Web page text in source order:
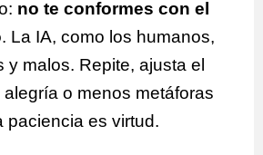
no te conformes con el
. La IA, como los humanos,
malos. Repite, ajusta el
o menos metáforas
paciencia es virtud.